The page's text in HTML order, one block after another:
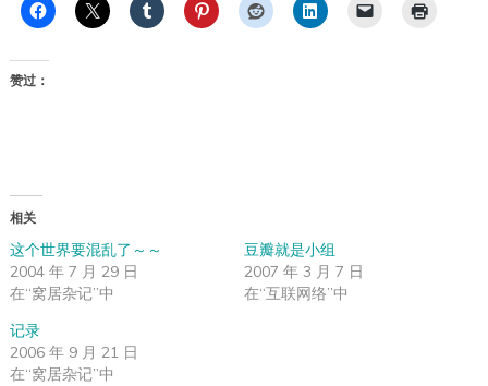
赞过：
相关
这个世界要混乱了～～
2004 年 7 月 29 日
在“窝居杂记”中
豆瓣就是小组
2007 年 3 月 7 日
在“互联网络”中
记录
2006 年 9 月 21 日
在“窝居杂记”中